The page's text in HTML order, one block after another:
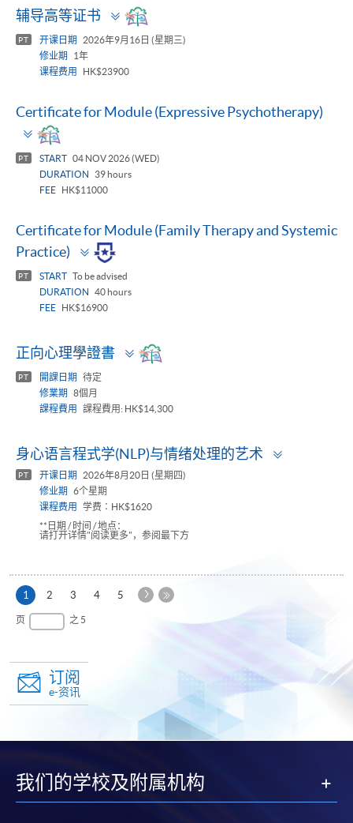
辅导高等证书
Toggle
panel
PT 开课日期
2026年9月16日 (星期三)
修业期
1年
课程费用
HK$23900
Certificate for Module (Expressive Psychotherapy)
Toggle
panel
PT START 04 NOV 2026 (WED)
DURATION
39 hours
FEE
HK$11000
Certificate for Module (Family Therapy and Systemic
Practice)
Toggle
panel
PT START To be advised
DURATION
40 hours
FEE
HK$16900
正向心理學證書
Toggle
panel
PT 開課日期
待定
修業期
8個月
課程費用
課程費用: HK$14,300
身心语言程式学(NLP)与情绪处理的艺术
PT 开课日期
2026年8月20日 (星期四)
修业期
6个星期
课程费用
学费∶HK$1620
**日期 / 时间 / 地点：
请打开详情"阅读更多"，参阅最下方
1 本
页
2 3 4 5
下
页 之 5
订阅
e-资讯
我们的学校及附属机构